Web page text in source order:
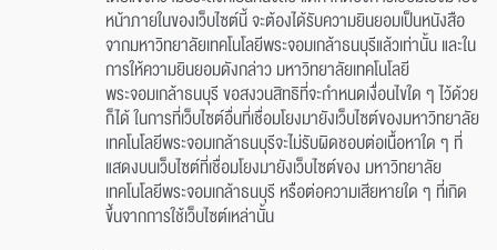
หน้าภายในของเว็บไซต์นี้ จะต้องได้รับความยินยอมเป็นหนังสือ
จากมหาวิทยาลัยเทคโนโลยีพระจอมเกล้าธนบุรีแล้วเท่านั้น และใน
การให้ความยินยอมดังกล่าว มหาวิทยาลัยเทคโนโลยี
พระจอมเกล้าธนบุรี ขอสงวนสิทธิที่จะกำหนดเงื่อนไขใด ๆ ไว้ด้วย
ก็ได้ ในการที่เว็บไซต์อื่นที่เชื่อมโยงมายังเว็บไซต์ของมหาวิทยาลัย
เทคโนโลยีพระจอมเกล้าธนบุรีจะไม่รับผิดชอบต่อเนื้อหาใด ๆ ที่
แสดงบนเว็บไซต์ที่เชื่อมโยงมายังเว็บไซต์ของ มหาวิทยาลัย
เทคโนโลยีพระจอมเกล้าธนบุรี หรือต่อความเสียหายใด ๆ ที่เกิด
ขึ้นจากการใช้เว็บไซต์เหล่านั้น